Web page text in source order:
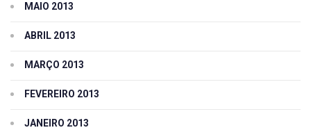
MAIO 2013
ABRIL 2013
MARÇO 2013
FEVEREIRO 2013
JANEIRO 2013